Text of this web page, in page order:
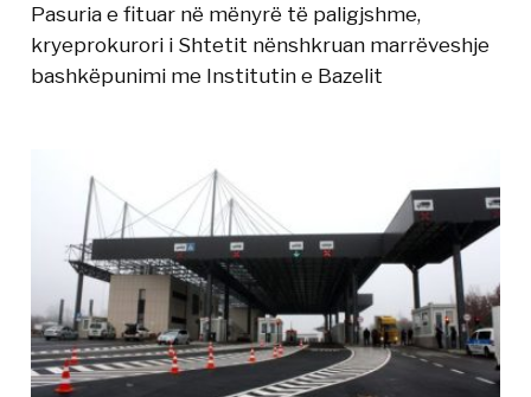
Pasuria e fituar në mënyrë të paligjshme,
kryeprokurori i Shtetit nënshkruan marrëveshje
bashkëpunimi me Institutin e Bazelit